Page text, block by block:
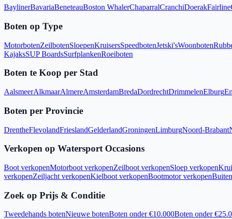
BaylinerBavariaBeneteauBoston WhalerChaparralCranchiDoerakFairline
Boten op Type
MotorbotenZeilbotenSloepenKruisersSpeedbotenJetski'sWoonboten
KajaksSUP BoardsSurfplankenRoeiboten
Boten te Koop per Stad
AalsmeerAlkmaarAlmereAmsterdamBredaDordrechtDrimmelenElburg
Boten per Provincie
DrentheFlevolandFrieslandGelderlandGroningenLimburgNoord-Brabant
Verkopen op Watersport Occasions
Boot verkopenMotorboot verkopenZeilboot verkopenSloep verkopen
verkopenZeiljacht verkopenKielboot verkopenBootmotor verkopen
Zoek op Prijs & Conditie
Tweedehands botenNieuwe botenBoten onder €10.000Boten onder